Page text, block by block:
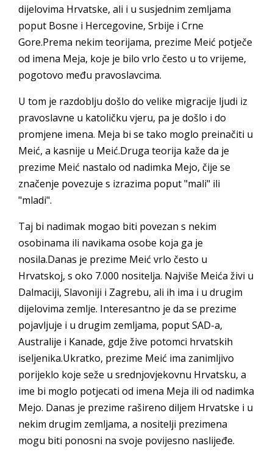
dijelovima Hrvatske, ali i u susjednim zemljama
poput Bosne i Hercegovine, Srbije i Crne
Gore.Prema nekim teorijama, prezime Meić potječe
od imena Meja, koje je bilo vrlo često u to vrijeme,
pogotovo među pravoslavcima.
U tom je razdoblju došlo do velike migracije ljudi iz
pravoslavne u katoličku vjeru, pa je došlo i do
promjene imena. Meja bi se tako moglo preinačiti u
Meić, a kasnije u Meić.Druga teorija kaže da je
prezime Meić nastalo od nadimka Mejo, čije se
značenje povezuje s izrazima poput "mali" ili
"mladi".
Taj bi nadimak mogao biti povezan s nekim
osobinama ili navikama osobe koja ga je
nosila.Danas je prezime Meić vrlo često u
Hrvatskoj, s oko 7.000 nositelja. Najviše Meića živi u
Dalmaciji, Slavoniji i Zagrebu, ali ih ima i u drugim
dijelovima zemlje. Interesantno je da se prezime
pojavljuje i u drugim zemljama, poput SAD-a,
Australije i Kanade, gdje žive potomci hrvatskih
iseljenika.Ukratko, prezime Meić ima zanimljivo
porijeklo koje seže u srednjovjekovnu Hrvatsku, a
ime bi moglo potjecati od imena Meja ili od nadimka
Mejo. Danas je prezime rašireno diljem Hrvatske i u
nekim drugim zemljama, a nositelji prezimena
mogu biti ponosni na svoje povijesno naslijeđe.